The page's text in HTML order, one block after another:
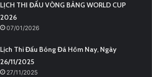
LỊCH THI ĐẤU VÒNG BẢNG WORLD CUP
2026
07/01/2026
Lịch Thi Đấu Bóng Đá Hôm Nay, Ngày
26/11/2025
27/11/2025